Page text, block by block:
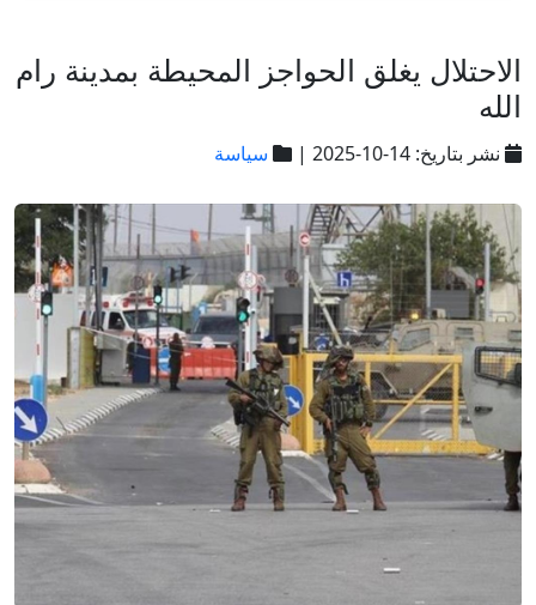
الاحتلال يغلق الحواجز المحيطة بمدينة رام
الله
نشر بتاريخ: 14-10-2025 | سياسة